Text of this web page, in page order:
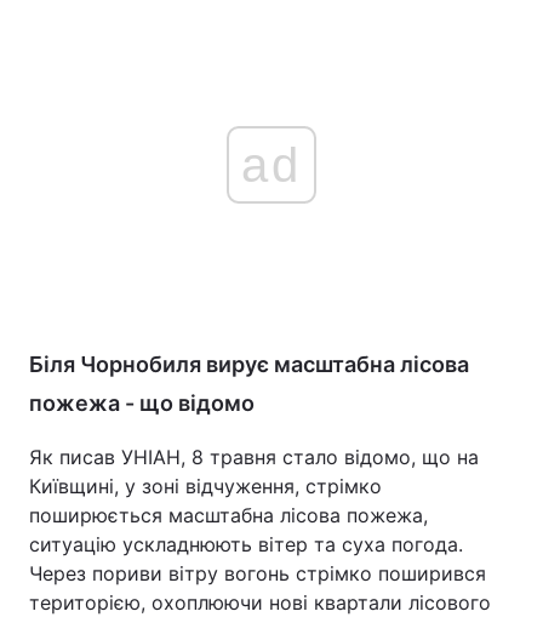
ad
Біля Чорнобиля вирує масштабна лісова
пожежа - що відомо
Як писав УНІАН, 8 травня стало відомо, що на
Київщині, у зоні відчуження, стрімко
поширюється масштабна лісова пожежа,
ситуацію ускладнюють вітер та суха погода.
Через пориви вітру вогонь стрімко поширився
територією, охоплюючи нові квартали лісового